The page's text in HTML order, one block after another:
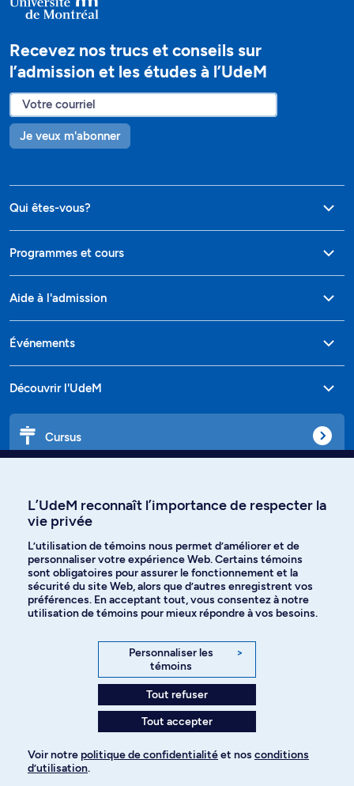
Recevez nos trucs et conseils sur
l’admission et les études à l’UdeM
Je veux m'abonner
Qui êtes-vous?
Programmes et cours
Aide à l'admission
Événements
Découvrir l'UdeM
Cursus
Langues
Facebook Instagram
YouTube
Politique de confidentialité
L’UdeM reconnaît l’importance de respecter la
vie privée
L’utilisation de témoins nous permet d’améliorer et de
personnaliser votre expérience Web. Certains témoins
sont obligatoires pour assurer le fonctionnement et la
sécurité du site Web, alors que d’autres enregistrent vos
préférences. En acceptant tout, vous consentez à notre
utilisation de témoins pour mieux répondre à vos besoins.
Personnaliser les
témoins
>
Tout refuser
Tout accepter
Voir notre politique de confidentialitéet nos conditions
d’utilisation.